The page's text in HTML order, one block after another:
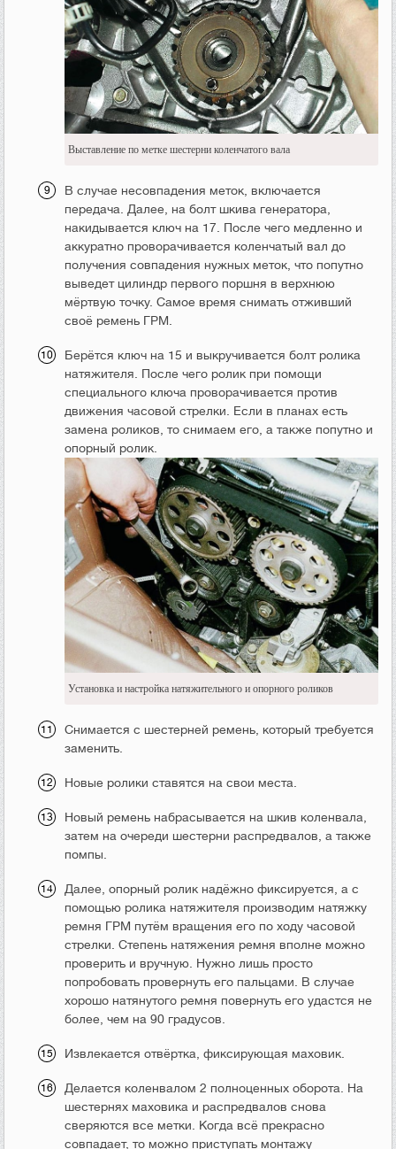
Выставление по метке шестерни коленчатого вала
В случае несовпадения меток, включается
передача. Далее, на болт шкива генератора,
накидывается ключ на 17. После чего медленно и
аккуратно проворачивается коленчатый вал до
получения совпадения нужных меток, что попутно
выведет цилиндр первого поршня в верхнюю
мёртвую точку. Самое время снимать отживший
своё ремень ГРМ.
Берётся ключ на 15 и выкручивается болт ролика
натяжителя. После чего ролик при помощи
специального ключа проворачивается против
движения часовой стрелки. Если в планах есть
замена роликов, то снимаем его, а также попутно и
опорный ролик.
Установка и настройка натяжительного и опорного роликов
Снимается с шестерней ремень, который требуется
заменить.
Новые ролики ставятся на свои места.
Новый ремень набрасывается на шкив коленвала,
затем на очереди шестерни распредвалов, а также
помпы.
Далее, опорный ролик надёжно фиксируется, а с
помощью ролика натяжителя производим натяжку
ремня ГРМ путём вращения его по ходу часовой
стрелки. Степень натяжения ремня вполне можно
проверить и вручную. Нужно лишь просто
попробовать провернуть его пальцами. В случае
хорошо натянутого ремня повернуть его удастся не
более, чем на 90 градусов.
Извлекается отвёртка, фиксирующая маховик.
Делается коленвалом 2 полноценных оборота. На
шестернях маховика и распредвалов снова
сверяются все метки. Когда всё прекрасно
совпадает, то можно приступать монтажу